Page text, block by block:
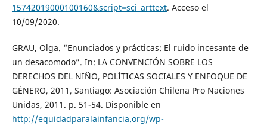
15742019000100160&script=sci_arttext. Acceso el
10/09/2020.
GRAU, Olga. “Enunciados y prácticas: El ruido incesante de
un desacomodo”. In: LA CONVENCIÓN SOBRE LOS
DERECHOS DEL NIÑO, POLÍTICAS SOCIALES Y ENFOQUE DE
GÉNERO, 2011, Santiago: Asociación Chilena Pro Naciones
Unidas, 2011. p. 51-54. Disponible en
http://equidadparalainfancia.org/wp-